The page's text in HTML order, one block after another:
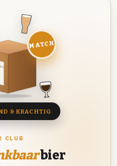
CLUB
bier
MATCH
& KRACHTIG